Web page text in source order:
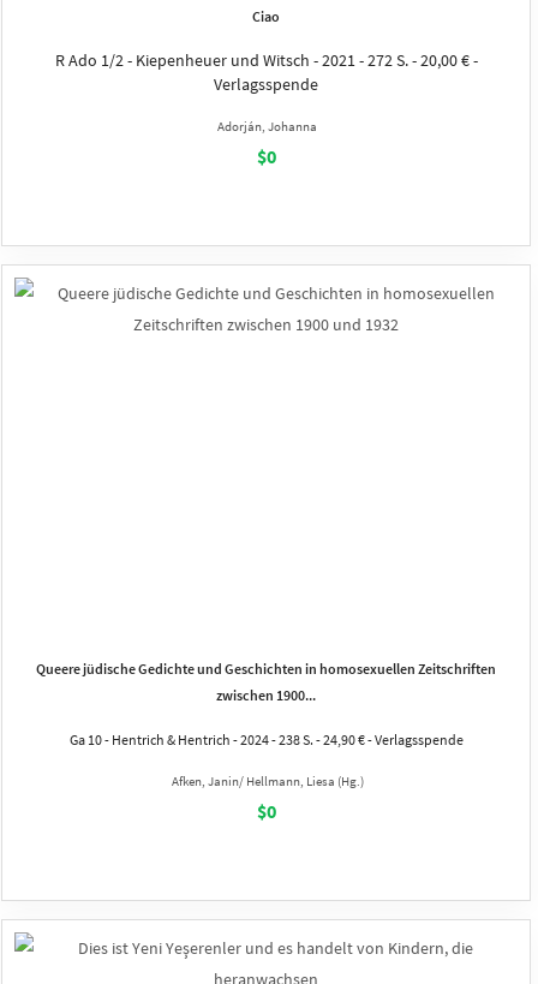
Ciao
R Ado 1/2 - Kiepenheuer und Witsch - 2021 - 272 S. - 20,00 € -
Verlagsspende
Adorján, Johanna
$0
Queere jüdische Gedichte und Geschichten in homosexuellen Zeitschriften
zwischen 1900...
Ga 10 - Hentrich & Hentrich - 2024 - 238 S. - 24,90 € - Verlagsspende
Afken, Janin/ Hellmann, Liesa (Hg.)
$0